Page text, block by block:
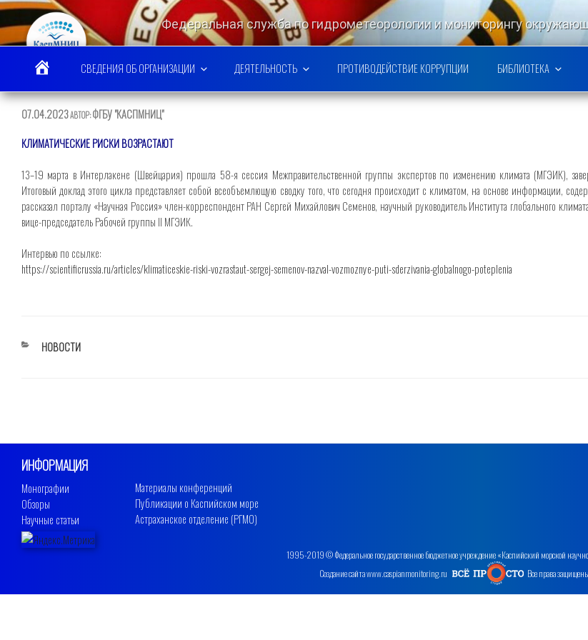
Перейти
содержимому
Федеральная служба по гидрометеорологии и мониторингу
КАСПИЙСКИЙ МОРСКОЙ НАУЧНО-
СВЕДЕНИЯ ОБ ОРГАНИЗАЦИИ ДЕЯТЕЛЬНОСТЬ ПРОТИВОДЕЙСТВИЕ КОРРУПЦИИ БИБЛИОТЕКА
ОПУБЛИКОВАНО
07.04.2023АВТОР:ФГБУ "КАСПМНИЦ"
КЛИМАТИЧЕСКИЕ РИСКИ ВОЗРАСТАЮТ
13–19 марта в Интерлакене (Швейцария) прошла 58-я сессия Межправительственной группы экспертов по изменению климата (МГЭИК),
Итоговый доклад этого цикла представляет собой всеобъемлющую сводку того, что сегодня происходит с климатом, на основе информации,
рассказал порталу «Научная Россия» член-корреспондент РАН Сергей Михайлович Семенов, научный руководитель Института глобального
вице-председатель Рабочей группы II МГЭИК.
Интервью по ссылке:
https://scientificrussia.ru/articles/klimaticeskie-riski-vozrastaut-sergej-semenov-nazval-vozmoznye-puti-sderzivania-globalnogo-poteplenia
РУБРИКИ
НОВОСТИ
ИНФОРМАЦИЯ
Монографии
Обзоры
Научные статьи
Материалы конференций
Публикации о Каспийском море
Астраханское отделение (РГМО)
1995-2019 © Федеральное государственное бюджетное учреждение «Каспийский морской
Создание сайта www.caspianmonitoring.ru
Все права